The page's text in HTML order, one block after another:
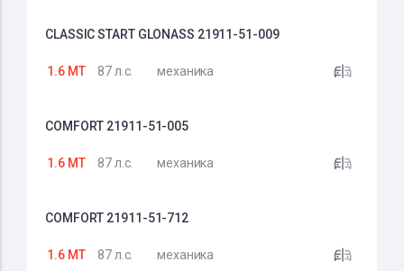
CLASSIC START GLONASS 21911-51-009
1.6 MT 87 л.с. механика
COMFORT 21911-51-005
1.6 MT 87 л.с. механика
COMFORT 21911-51-712
1.6 MT 87 л.с. механика